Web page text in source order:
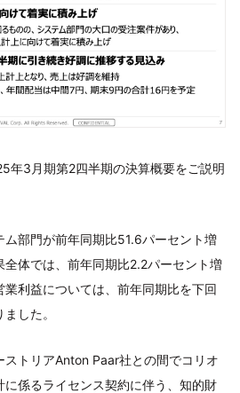
年3月期第2四半期の決算概要をご説明
部門が前年同期比51.6パーセント増
全体では、前年同期比2.2パーセント増
業利益については、前年同期比を下回
した。
ストリアAnton Paar社との間でコリオ
に係るライセンス契約に伴う、知的財